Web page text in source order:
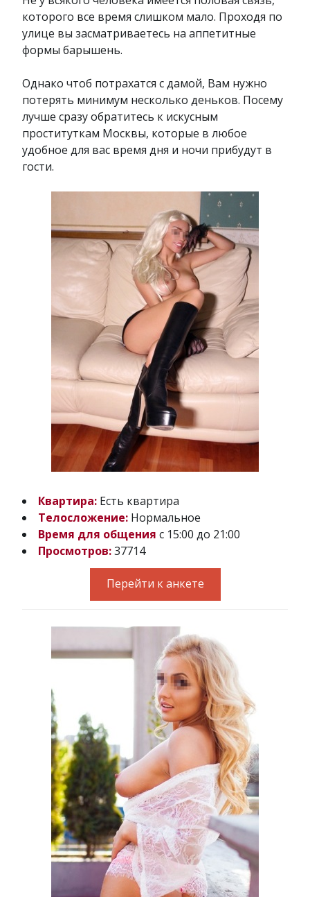
которого все время слишком мало. Проходя по
улице вы засматриваетесь на аппетитные
формы барышень.
Однако чтоб потрахатся с дамой, Вам нужно
потерять минимум несколько деньков. Посему
лучше сразу обратитесь к искусным
проституткам Москвы, которые в любое
удобное для вас время дня и ночи прибудут в
гости.
Квартира: Есть квартира
Телосложение: Нормальное
Время для общения с 15:00 до 21:00
Просмотров:37714
Перейти к анкете